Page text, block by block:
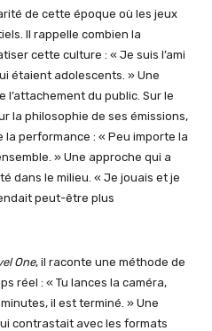
de cette époque où les jeux
Il rappelle combien la
cette culture : « Je suis l’ami
étaient adolescents. » Une
l’attachement du public. Sur le
la philosophie de ses émissions,
performance : « Peu importe la
» Une approche qui a
dans le milieu. « Je jouais et je
peut-être plus
One, il raconte une méthode de
réel : « Tu lances la caméra,
il est terminé. » Une
contrastait avec les formats